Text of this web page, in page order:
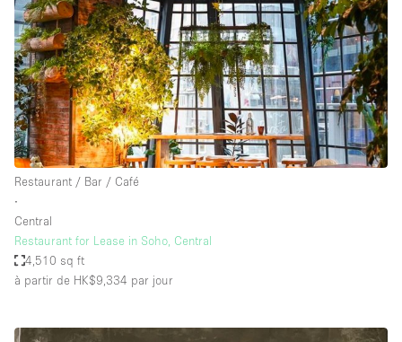
Restaurant / Bar / Café
∙
Central
Restaurant for Lease in Soho, Central
4,510 sq ft
à partir de HK$9,334 par jour